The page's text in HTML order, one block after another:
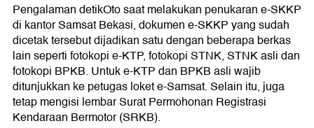
Pengalaman detikOto saat melakukan penukaran e-SKKP
di kantor Samsat Bekasi, dokumen e-SKKP yang sudah
dicetak tersebut dijadikan satu dengan beberapa berkas
lain seperti fotokopi e-KTP, fotokopi STNK, STNK asli dan
fotokopi BPKB. Untuk e-KTP dan BPKB asli wajib
ditunjukkan ke petugas loket e-Samsat. Selain itu, juga
tetap mengisi lembar Surat Permohonan Registrasi
Kendaraan Bermotor (SRKB).